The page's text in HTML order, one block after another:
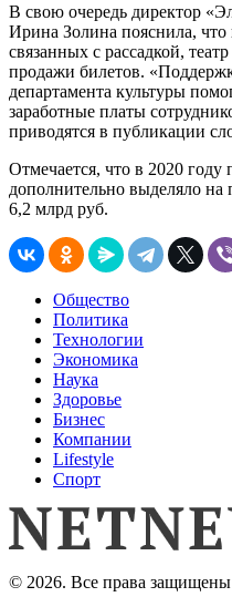
В свою очередь директор
Ирина Золина пояснила, что
связанных с рассадкой,
продажи билетов.
департамента культуры
заработные платы
приводятся в публикации
Отмечается, что в 2020
дополнительно выделяло
6,2 млрд руб.
Общество
Политика
Технологии
Экономика
Наука
Здоровье
Бизнес
Компании
Lifestyle
Спорт
© 2026. Все права защищены